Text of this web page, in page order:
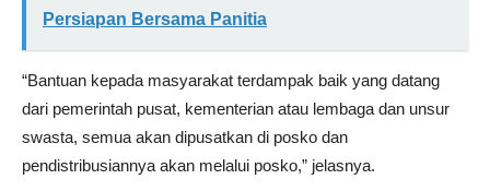
Persiapan Bersama Panitia
“Bantuan kepada masyarakat terdampak baik yang datang
dari pemerintah pusat, kementerian atau lembaga dan unsur
swasta, semua akan dipusatkan di posko dan
pendistribusiannya akan melalui posko,” jelasnya.